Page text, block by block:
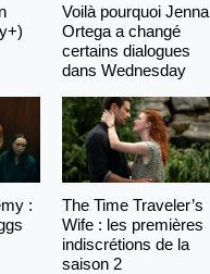
Voilà pourquoi Jenna
Ortega a changé
certains dialogues
dans Wednesday
:
The Time Traveler’s
Wife : les premières
indiscrétions de la
saison 2